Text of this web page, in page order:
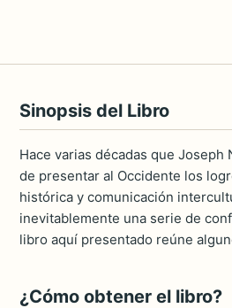
Sinopsis del Libro
Hace varias décadas que
de presentar al Occidente los
histórica y comunicación
inevitablemente una serie de
libro aquí presentado reúne
¿Cómo obtener el libro?